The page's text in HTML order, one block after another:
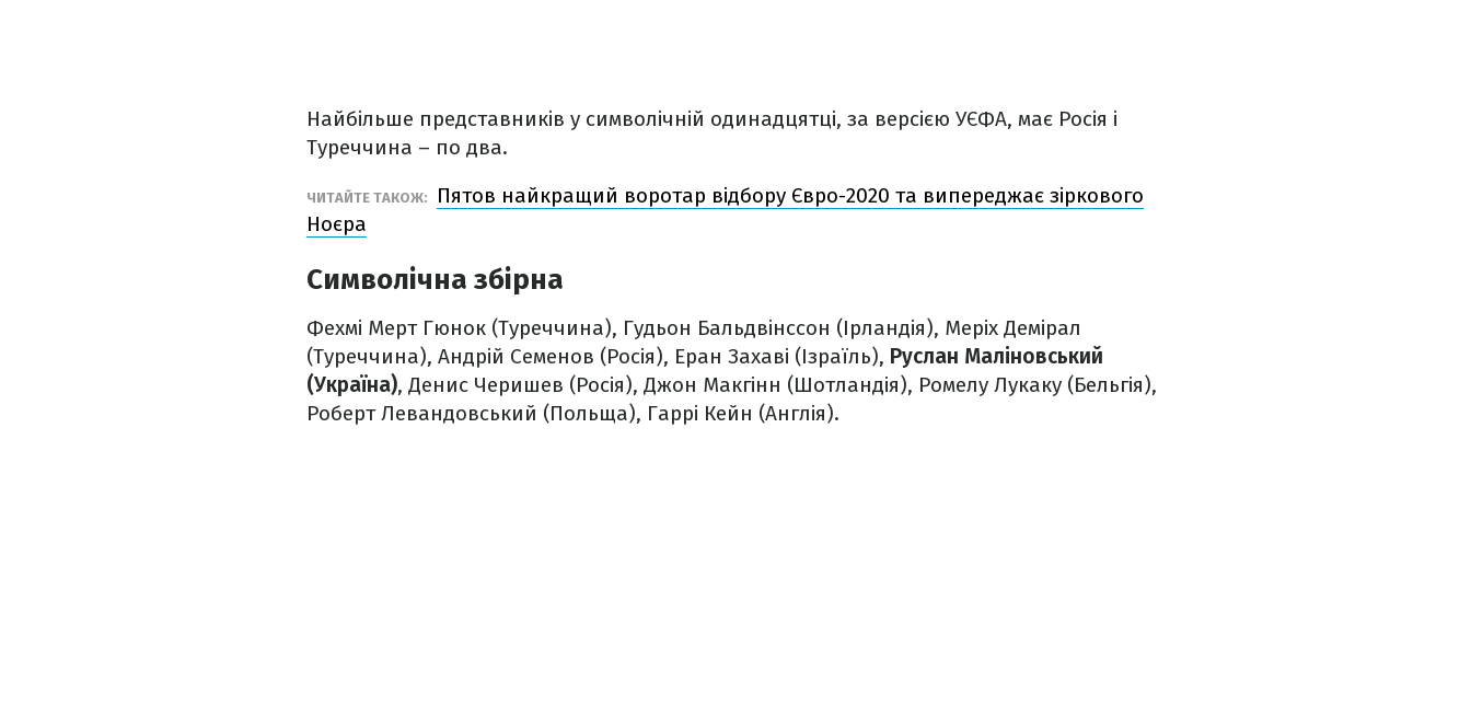
Найбільше представників у символічній одинадцятці, за версією УЄФА, має Росія і
Туреччина – по два.
ЧИТАЙТЕ ТАКОЖ:
Пятов найкращий воротар відбору Євро-2020 та випереджає зіркового
Ноєра
Символічна збірна
Фехмі Мерт Гюнок (Туреччина), Гудьон Бальдвінссон (Ірландія), Меріх Демірал
(Туреччина), Андрій Семенов (Росія), Еран Захаві (Ізраїль), Руслан Маліновський
(Україна), Денис Черишев (Росія), Джон Макгінн (Шотландія), Ромелу Лукаку (Бельгія),
Роберт Левандовський (Польща), Гаррі Кейн (Англія).